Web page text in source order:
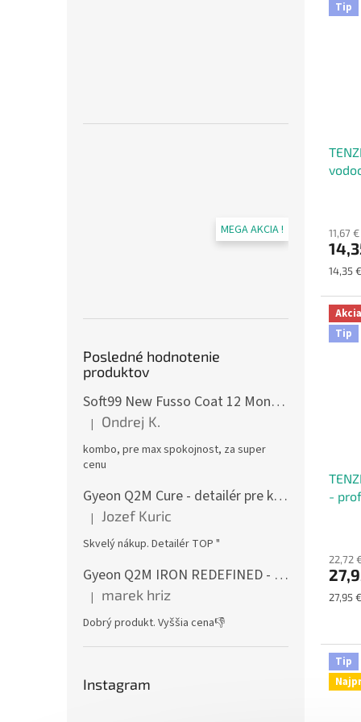
MEGA AKCIA !
Posledné hodnotenie
produktov
Soft99 New Fusso Coat 12 Months Wax Light 200 g - syntetický vosk + Fusso Coat Speed&Barrier 500 ml - syntetický vosk
Hodnotenie produktu je 5 z 5 hviezdičiek.
| Ondrej K.
kombo, pre max spokojnost, za super
cenu
Gyeon Q2M Cure - detailér pre keramické ochrany s prímesou SiO2
Hodnotenie produktu je 5 z 5 hviezdičiek.
| Jozef Kuric
Skvelý nákup. Detailér TOP "
Gyeon Q2M IRON REDEFINED - odstraňovač vzdušnej hrdze
Hodnotenie produktu je 5 z 5 hviezdičiek.
| marek hriz
Dobrý produkt. Vyššia cena👎
Instagram
Tip
11,67
14,35
Akcia
Tip
-
22,72
27,95
Tip